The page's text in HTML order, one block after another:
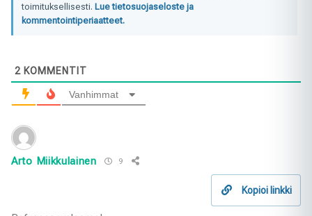
toimituksellisesti. Lue tietosuojaseloste ja
kommentointiperiaatteet.
2 KOMMENTIT
Vanhimmat
Arto Miikkulainen 9
Kopioi linkki